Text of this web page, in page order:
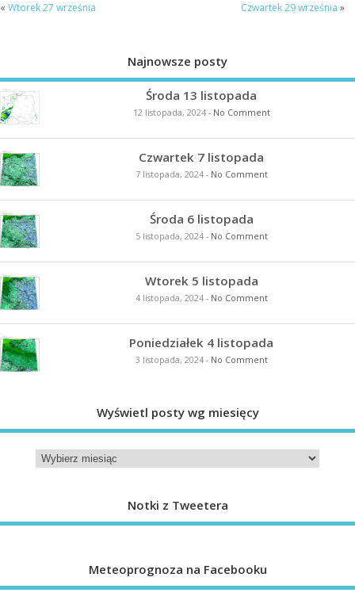
« Wtorek 27 września Czwartek 29 września »
Najnowsze posty
Środa 13 listopada
12 listopada, 2024- No Comment
Czwartek 7 listopada
7 listopada, 2024- No Comment
Środa 6 listopada
5 listopada, 2024- No Comment
Wtorek 5 listopada
4 listopada, 2024- No Comment
Poniedziałek 4 listopada
3 listopada, 2024- No Comment
Wyświetl posty wg miesięcy
Notki z Tweetera
Meteoprognoza na Facebooku